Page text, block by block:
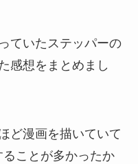
ていたステッパーの
感想をまとめまし
ど漫画を描いていて
ことが多かったか